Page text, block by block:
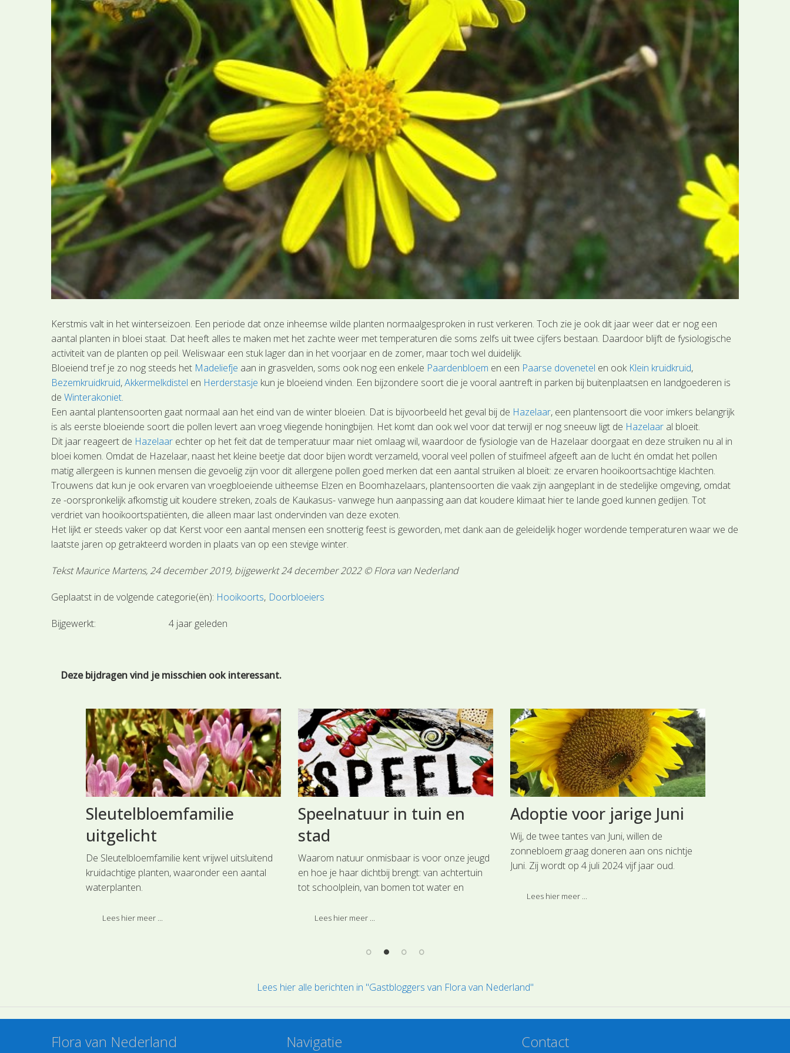
Kerstmis valt in het winterseizoen. Een periode dat onze inheemse wilde planten normaalgesproken in rust verkeren. Toch zie je ook dit jaar weer dat er nog een
aantal planten in bloei staat. Dat heeft alles te maken met het zachte weer met temperaturen die soms zelfs uit twee cijfers bestaan. Daardoor blijft de fysiologische
activiteit van de planten op peil. Weliswaar een stuk lager dan in het voorjaar en de zomer, maar toch wel duidelijk.
Bloeiend tref je zo nog steeds het Madeliefje aan in grasvelden, soms ook nog een enkele Paardenbloem en een Paarse dovenetel en ook Klein kruidkruid,
Bezemkruidkruid,Akkermelkdistel en Herderstasje kun je bloeiend vinden. Een bijzondere soort die je vooral aantreft in parken bij buitenplaatsen en landgoederen is
deWinterakoniet.
Een aantal plantensoorten gaat normaal aan het eind van de winter bloeien. Dat is bijvoorbeeld het geval bij de Hazelaar, een plantensoort die voor imkers belangrijk
is als eerste bloeiende soort die pollen levert aan vroeg vliegende honingbijen. Het komt dan ook wel voor dat terwijl er nog sneeuw ligt de Hazelaar al bloeit.
Dit jaar reageert de Hazelaar echter op het feit dat de temperatuur maar niet omlaag wil, waardoor de fysiologie van de Hazelaar doorgaat en deze struiken nu al in
bloei komen. Omdat de Hazelaar, naast het kleine beetje dat door bijen wordt verzameld, vooral veel pollen of stuifmeel afgeeft aan de lucht én omdat het pollen
matig allergeen is kunnen mensen die gevoelig zijn voor dit allergene pollen goed merken dat een aantal struiken al bloeit: ze ervaren hooikoortsachtige klachten.
Trouwens dat kun je ook ervaren van vroegbloeiende uitheemse Elzen en Boomhazelaars, plantensoorten die vaak zijn aangeplant in de stedelijke omgeving, omdat
ze -oorspronkelijk afkomstig uit koudere streken, zoals de Kaukasus- vanwege hun aanpassing aan dat koudere klimaat hier te lande goed kunnen gedijen. Tot
verdriet van hooikoortspatiënten, die alleen maar last ondervinden van deze exoten.
Het lijkt er steeds vaker op dat Kerst voor een aantal mensen een snotterig feest is geworden, met dank aan de geleidelijk hoger wordende temperaturen waar we de
laatste jaren op getrakteerd worden in plaats van op een stevige winter.
Tekst Maurice Martens, 24 december 2019, bijgewerkt 24 december 2022 © Flora van Nederland
Geplaatst in de volgende categorie(ën): Hooikoorts Doorbloeiers
Bijgewerkt: 4 jaar geleden
Deze bijdragen vind je misschien ook interessant.
Sleutelbloemfamilie
uitgelicht
De Sleutelbloemfamilie kent vrijwel uitsluitend
kruidachtige planten, waaronder een aantal
waterplanten.
Lees hier meer ...
Speelnatuur in tuin en
stad
Waarom natuur onmisbaar is voor onze jeugd
en hoe je haar dichtbij brengt: van achtertuin
tot schoolplein, van bomen tot water en
Lees hier meer ...
Adoptie voor jarige Juni
Wij, de twee tantes van Juni, willen de
zonnebloem graag doneren aan ons nichtje
Juni. Zij wordt op 4 juli 2024 vijf jaar oud.
zonnebloemen. We vinden zonnebloemen erg
Lees hier meer ...
Lees hier alle berichten in "Gastbloggers van Flora van Nederland"
Flora van Nederland Navigatie Contact